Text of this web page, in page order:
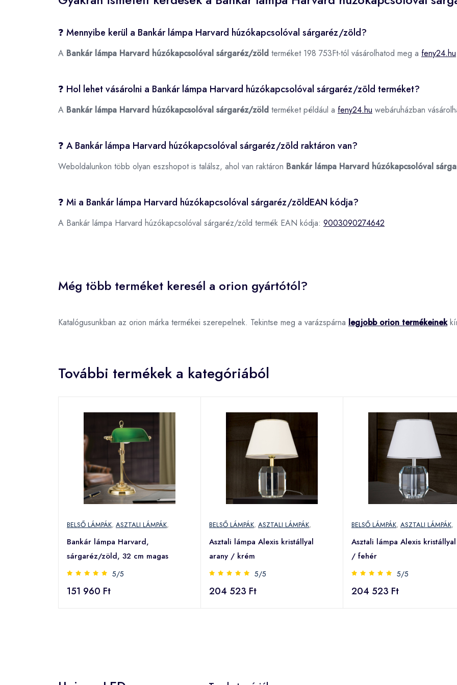
❓ Mennyibe kerül a Bankár lámpa Harvard húzókapcsolóval sárgaréz/zöld?
A Bankár lámpa Harvard húzókapcsolóval sárgaréz/zöld terméket 198 753Ft-tól vásárolhatod meg a feny24.hu
❓ Hol lehet vásárolni a Bankár lámpa Harvard húzókapcsolóval sárgaréz/zöld terméket?
A Bankár lámpa Harvard húzókapcsolóval sárgaréz/zöld terméket például a feny24.hu webáruházban
❓ A Bankár lámpa Harvard húzókapcsolóval sárgaréz/zöld raktáron van?
Weboldalunkon több olyan eszshopot is találsz, ahol van raktáron Bankár lámpa Harvard húzókapcsolóval
❓ Mi a Bankár lámpa Harvard húzókapcsolóval sárgaréz/zöldEAN kódja?
A Bankár lámpa Harvard húzókapcsolóval sárgaréz/zöld termék EAN kódja: 9003090274642
Még több terméket keresél a orion gyártótól?
Katalógusunkban az orion márka termékei szerepelnek. Tekintse meg a varázspárna legjobb orion termékeinek
További termékek a kategóriából
BELSŐ LÁMPÁK, ASZTALI LÁMPÁK,
Bankár lámpa Harvard,
sárgaréz/zöld, 32 cm magas
5/5
151 960 Ft
BELSŐ LÁMPÁK, ASZTALI LÁMPÁK,
Asztali lámpa Alexis kristállyal
arany / krém
5/5
204 523 Ft
BELSŐ LÁMPÁK, ASZTALI LÁMPÁK,
Asztali lámpa Alexis
/ fehér
5/5
204 523 Ft